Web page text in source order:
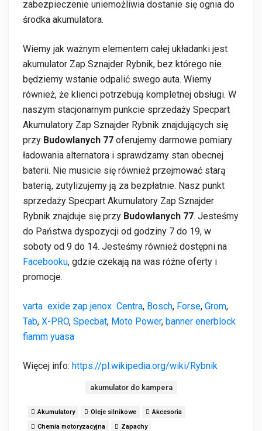
zabezpieczenie uniemożliwia dostanie się ognia do
środka akumulatora.
Wiemy jak ważnym elementem całej układanki jest
akumulator Zap Sznajder Rybnik, bez którego nie
będziemy wstanie odpalić swego auta. Wiemy
również, że klienci potrzebują kompletnej obsługi. W
naszym stacjonarnym punkcie sprzedaży Specpart
Akumulatory Zap Sznajder Rybnik znajdujących się
przy Budowlanych 77 oferujemy darmowe pomiary
ładowania alternatora i sprawdzamy stan obecnej
baterii. Nie musicie się również przejmować starą
baterią, zutylizujemy ją za bezpłatnie. Nasz punkt
sprzedaży Specpart Akumulatory Zap Sznajder
Rybnik znajduje się przy Budowlanych 77. Jesteśmy
do Państwa dyspozycji od godziny 7 do 19, w
soboty od 9 do 14. Jesteśmy również dostępni na
Facebooku, gdzie czekają na was różne oferty i
promocje.
varta exide zap jenox Centra, Bosch, Forse, Grom,
Tab, X-PRO, Specbat, Moto Power, banner enerblock
fiamm yuasa
Więcej info: https://pl.wikipedia.org/wiki/Rybnik
Tagi:
akumulator do kampera
Akumulatory Oleje silnikowe
Akcesoria
Chemia motoryzacyjna
Zapachy